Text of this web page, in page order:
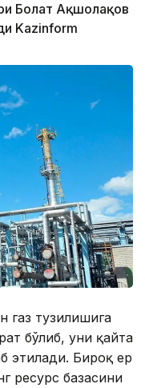
Болат Ақшолақов
Kazinform
газ тузилишига
бўлиб, уни қайта
этилади. Бироқ ер
ресурс базасини